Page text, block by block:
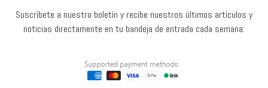
Suscríbete a nuestro boletín y recibe nuestros últimos artículos y
noticias directamente en tu bandeja de entrada cada semana: